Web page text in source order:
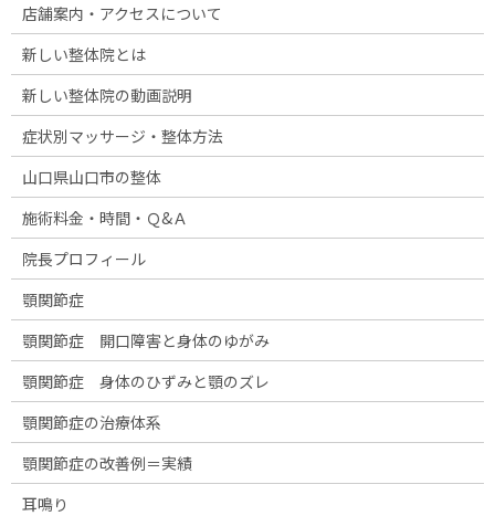
店舗案内・アクセスについて
新しい整体院とは
新しい整体院の動画説明
症状別マッサージ・整体方法
山口県山口市の整体
施術料金・時間・Ｑ&Ａ
院長プロフィール
顎関節症
顎関節症 開口障害と身体のゆがみ
顎関節症 身体のひずみと顎のズレ
顎関節症の治療体系
顎関節症の改善例＝実績
耳鳴り